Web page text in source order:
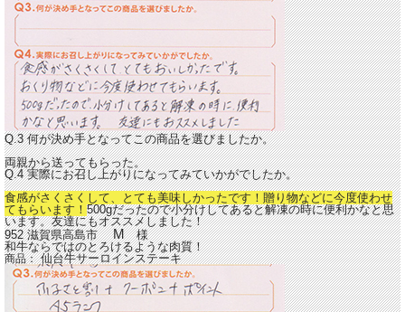
Q.3 何が決め手となってこの商品を選びましたか。
両親から送ってもらった。
Q.4 実際にお召し上がりになってみていかがでしたか。
食感がさくさくして、とても美味しかったです！贈り物などに今度使わせ
てもらいます！ 500gだったので小分けしてあると解凍の時に便利かなと思
います。友達にもオススメしました！
952 滋賀県高島市M様
和牛ならではのとろけるような肉質！
商品：仙台牛サーロインステーキ